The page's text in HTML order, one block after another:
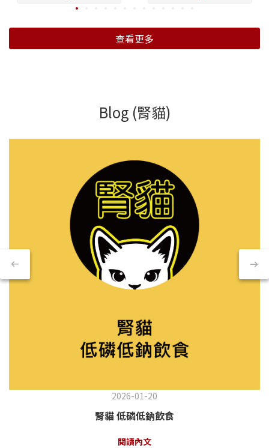
查看更多
Blog (腎貓)
2026-01-20
腎貓 低磷低鈉飲食
閱讀內文